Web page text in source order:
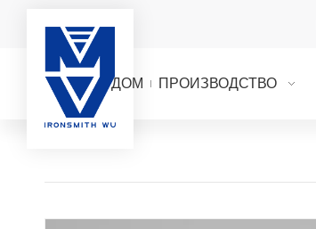
ДОМ ПРОИЗВОДСТВО